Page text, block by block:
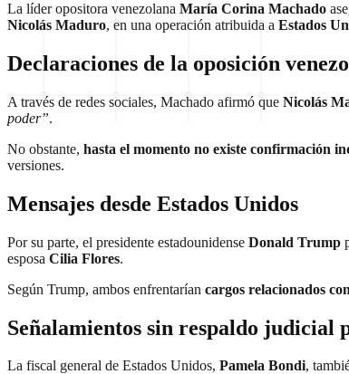
La líder opositora venezolana María Corina Machado
Nicolás Maduro, en una operación atribuida a Estados
Declaraciones de la oposición
A través de redes sociales, Machado afirmó que Nicolás
poder”.
No obstante, hasta el momento no existe confirmación
versiones.
Mensajes desde Estados Unidos
Por su parte, el presidente estadounidense Donald Trump
esposa Cilia Flores.
Según Trump, ambos enfrentarían cargos relacionados
Señalamientos sin respaldo judicial
La fiscal general de Estados Unidos, Pamela Bondi,